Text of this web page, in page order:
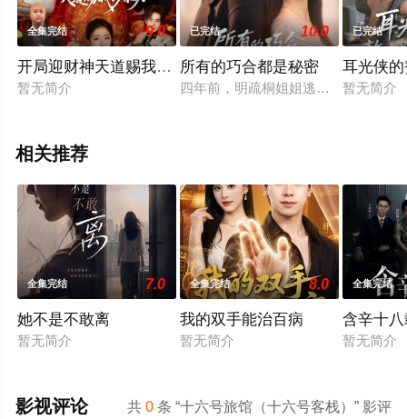
全集完结 9.0
开局迎财神天道赐我钞能力
暂无简介
已完结 10.0
所有的巧合都是秘密
四年前，明疏桐姐姐逃婚，明疏桐
已完结
耳光侠
暂无简介
相关推荐
全集完结 7.0
她不是不敢离
暂无简介
全集完结 8.0
我的双手能治百病
暂无简介
全集完结
含辛十
暂无简介
共0 条 “十六号旅馆（十六号客栈）” 影评
影视评论